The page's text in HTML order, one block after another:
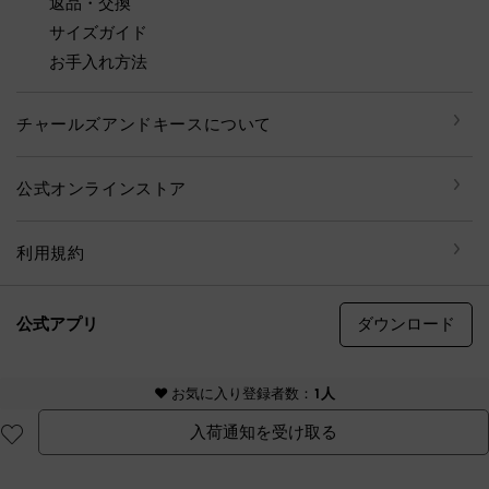
♥ お気に入り登録者数： 1人
入荷通知を受け取る
サイズガイド
お手入れ方法
チャールズアンドキースについて
公式オンラインストア
利用規約
公式アプリ ダウンロード
© CHARLES & KEITH, all rights reserved